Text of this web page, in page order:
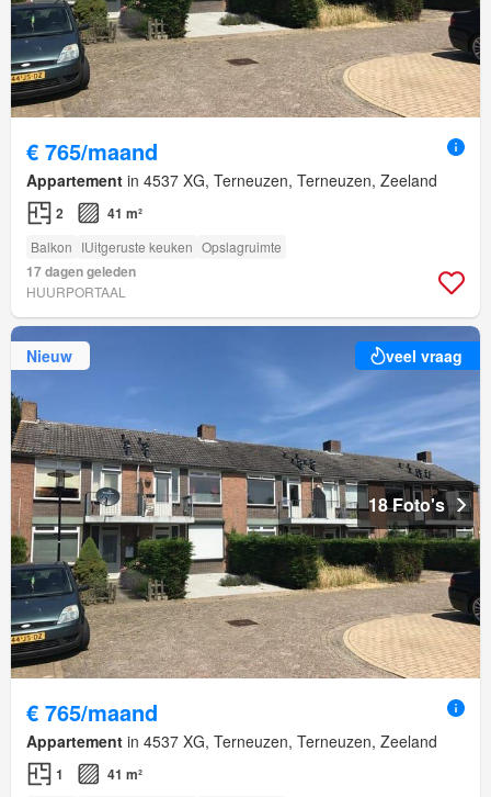
€ 765/maand
Appartement in 4537 XG, Terneuzen, Terneuzen, Zeeland
2 41 m²
Balkon IUitgeruste keuken Opslagruimte
17 dagen geleden
HUURPORTAAL
Nieuw veel vraag
18 Foto's
€ 765/maand
Appartement in 4537 XG, Terneuzen, Terneuzen, Zeeland
1 41 m²